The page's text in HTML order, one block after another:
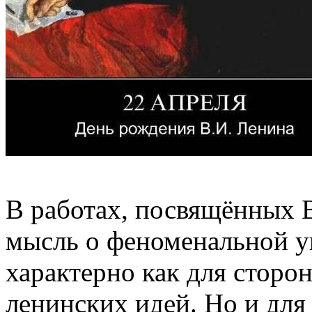
В работах, посвящённых
мысль о феноменальной
характерно как для
ленинских идей. Но и